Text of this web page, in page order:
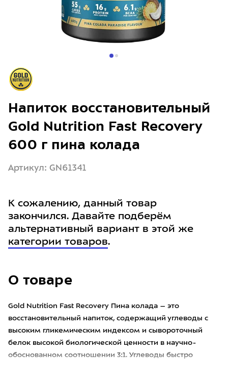
О товаре
Gold Nutrition Fast Recovery Пина колада – это
восстановительный напиток, содержащий углеводы с
высоким гликемическим индексом и сывороточный
белок высокой биологической ценности в научно-
обоснованном соотношении 3:1. Углеводы быстро
Напиток восстановительный
Gold Nutrition Fast Recovery
600 г пина колада
Артикул: GN61341
К сожалению, данный товар
закончился. Давайте подберём
альтернативный вариант в этой же
категории товаров.